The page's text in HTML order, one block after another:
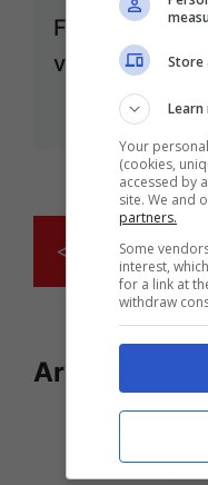
Firenze le
verde
<< 1 2
Articoli
la
Ruolo
Store
Your
(cookies,
accessed by
site. We and
partners.
Some
interest,
for a link at
withdraw